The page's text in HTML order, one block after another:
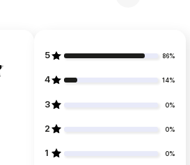
5 86%
4 14%
3 0%
2 0%
1 0%